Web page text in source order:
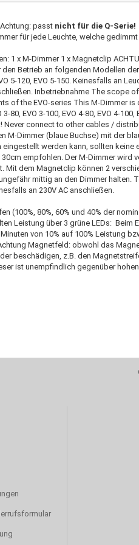
passt nicht für die Q-Serie!
für jede Leuchte, welche
1 x M-Dimmer 1 x Magnetclip
Betrieb an folgenden Modellen der
5-120, EVO 5-150. Keinesfalls an
Inbetriebnahme The scope
of the EVO-series This M-Dimmer
80, EVO 3-100, EVO 4-80, EVO 4-
Never connect to other cables /
M-Dimmer (blaue Buchse) mit der
eingestellt werden kann, sollten
empfohlen. Der M-Dimmer wird
Mit dem Magnetclip können 2
mittig an den Dimmer halten.
an 230V AC anschließen.
(100%, 80%, 60% und 40% der
Leistung über 3 grüne LEDs: Beim
von 10% auf 100% Leistung
Magnetfeld: obwohl das
beschädigen, z.B. den
ist unempfindlich gegenüber